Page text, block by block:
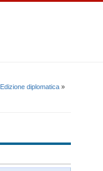
Edizione diplomatica »